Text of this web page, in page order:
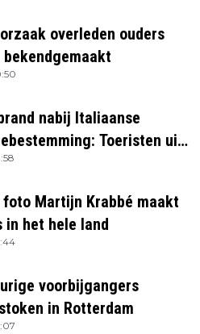
overleden ouders
bekendgemaakt
nabij Italiaanse
Toeristen uit
gehaald
foto Martijn Krabbé maakt
in het hele land
voorbijgangers
in Rotterdam